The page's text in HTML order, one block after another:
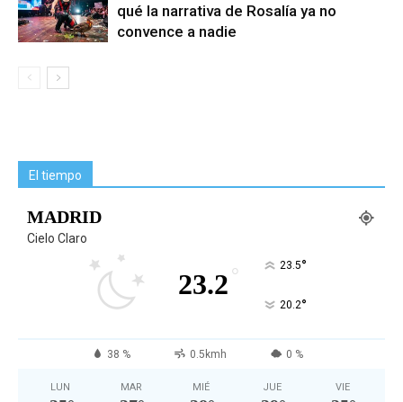
qué la narrativa de Rosalía ya no
convence a nadie
El tiempo
MADRID
Cielo Claro
23.2 ° 23.5°
20.2°
38 % 0.5kmh 0 %
LUN MAR MIÉ JUE VIE